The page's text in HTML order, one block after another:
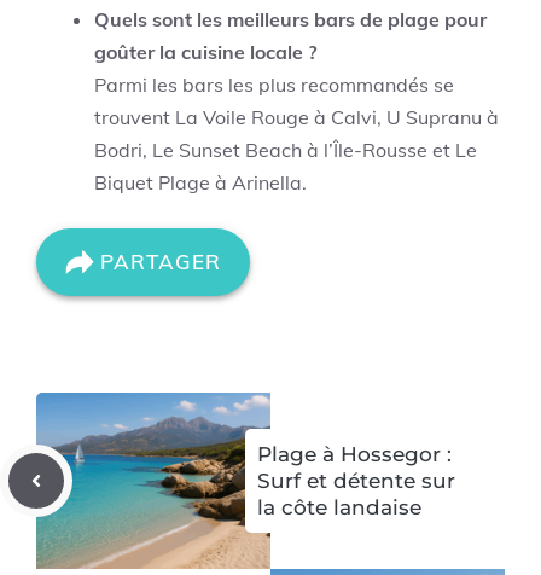
Quels sont les meilleurs bars de plage pour
goûter la cuisine locale ?
Parmi les bars les plus recommandés se
trouvent La Voile Rouge à Calvi, U Supranu à
Bodri, Le Sunset Beach à l’Île-Rousse et Le
Biquet Plage à Arinella.
PARTAGER
Plage à Hossegor :
Surf et détente sur
la côte landaise